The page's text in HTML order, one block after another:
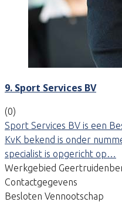
9. Sport Services BV
(0)
Sport Services BV is een
KvK bekend is onder
specialist is opgericht op…
Werkgebied
Contactgegevens
Besloten Vennootschap